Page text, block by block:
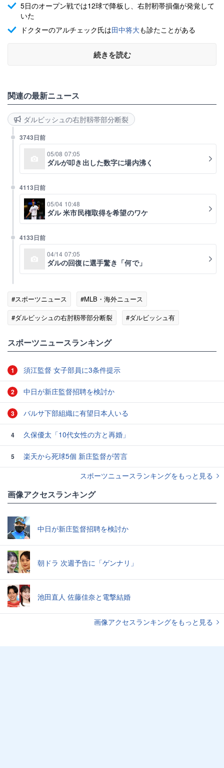
5日のオープン戦では12球で降板し、右肘靭帯損傷が発覚して
いた
ドクターのアルチェック氏は田中将大も診たことがある
続きを読む
関連の最新ニュース
ダルビッシュの右肘靱帯部分断裂
3743日前
05/08 07:05
ダルが叩き出した数字に場内沸く
4113日前
05/04 10:48
ダル 米市民権取得を希望のワケ
4133日前
04/14 07:05
ダルの回復に選手驚き「何で」
#スポーツニュース
#MLB・海外ニュース
#ダルビッシュの右肘靱帯部分断裂
#ダルビッシュ有
スポーツニュースランキング
1 須江監督 女子部員に3条件提示
2 中日が新庄監督招聘を検討か
3 バルサ下部組織に有望日本人いる
4 久保優太「10代女性の方と再婚」
5
楽天から死球5個 新庄監督が苦言
スポーツニュースランキングをもっと見る
画像アクセスランキング
中日が新庄監督招聘を検討か
朝ドラ 次週予告に「ゲンナリ」
池田直人 佐藤佳奈と電撃結婚
画像アクセスランキングをもっと見る